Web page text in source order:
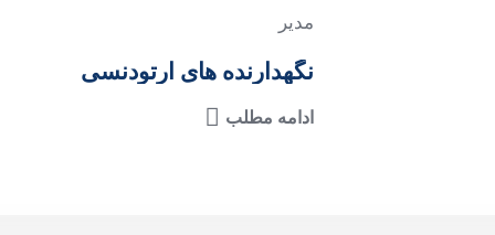
مدیر
نگهدارنده های ارتودنسی
ادامه مطلب